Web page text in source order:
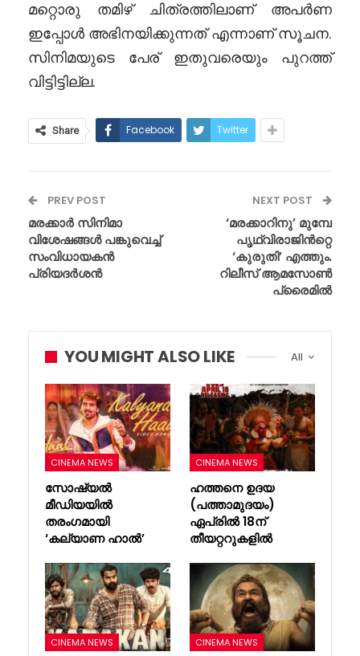
മറ്റൊരു തമിഴ് ചിത്രത്തിലാണ് അപർണ
ഇപ്പോൾ അഭിനയിക്കുന്നത് എന്നാണ് സൂചന.
സിനിമയുടെ പേര് ഇതുവരെയും പുറത്ത്
വിട്ടിട്ടില്ല.
Share Facebook Twitter
PREV POST
മരക്കാർ സിനിമാ
വിശേഷങ്ങൾ പങ്കുവെച്ച്
സംവിധായകൻ
പ്രിയദർശൻ
NEXT POST
‘മരക്കാറിനു’ മുമ്പേ
പൃഥ്വിരാജിൻറ്റെ
‘കുരുതി’ എത്തും.
റിലീസ് ആമസോൺ
പ്രൈമിൽ
All
YOU MIGHT ALSO LIKE
CINEMA NEWS
സോഷ്യൽ
മീഡിയയിൽ
തരംഗമായി
‘കല്യാണ ഹാൽ’
CINEMA NEWS
ഹത്തനെ ഉദയ
(പത്താമുദയം)
ഏപ്രിൽ 18ന്
തീയറ്ററുകളിൽ
CINEMA NEWS CINEMA NEWS